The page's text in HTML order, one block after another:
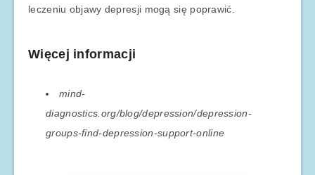
leczeniu objawy depresji mogą się poprawić.
Więcej informacji
mind-
diagnostics.org/blog/depression/depression-
groups-find-depression-support-online